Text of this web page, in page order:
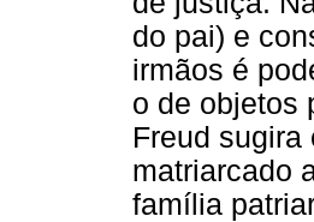
do pai) e
irmãos é
o de objetos
Freud sugira
matriarcado
família